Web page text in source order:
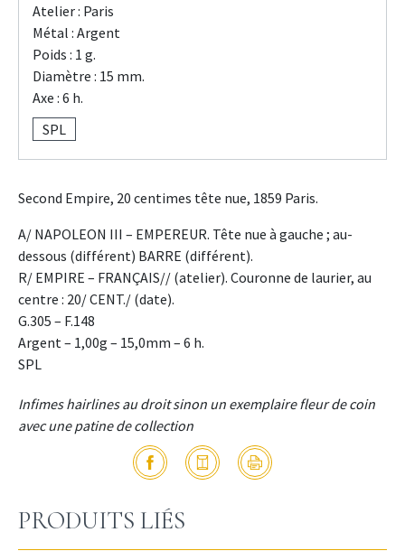
Atelier : Paris
Métal : Argent
Poids : 1 g.
Diamètre : 15 mm.
Axe : 6 h.
SPL
Second Empire, 20 centimes tête nue, 1859 Paris.
A/ NAPOLEON III – EMPEREUR. Tête nue à gauche ; au-
dessous (différent) BARRE (différent).
R/ EMPIRE – FRANÇAIS// (atelier). Couronne de laurier, au
centre : 20/ CENT./ (date).
G.305 – F.148
Argent – 1,00g – 15,0mm – 6 h.
SPL
Infimes hairlines au droit sinon un exemplaire fleur de coin
avec une patine de collection
PRODUITS LIÉS